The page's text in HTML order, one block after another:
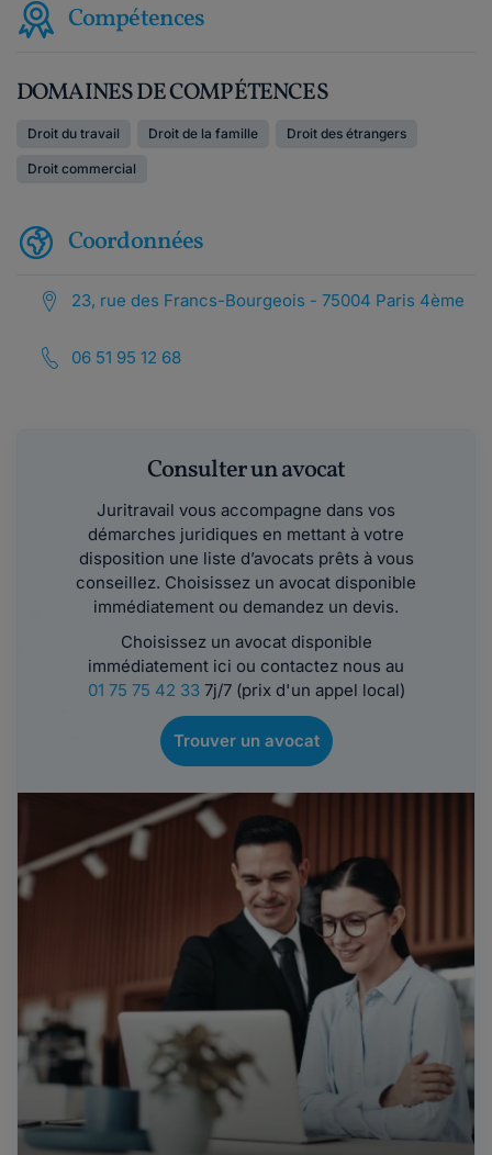
Compétences
DOMAINES DE COMPÉTENCES
Droit du travail Droit de la famille Droit des étrangers
Droit commercial
Coordonnées
23, rue des Francs-Bourgeois - 75004 Paris 4ème
06 51 95 12 68
Consulter un avocat
Juritravail vous accompagne dans vos
démarches juridiques en mettant à votre
disposition une liste d’avocats prêts à vous
conseillez. Choisissez un avocat disponible
immédiatement ou demandez un devis.
Choisissez un avocat disponible
immédiatement ici ou contactez nous au
01 75 75 42 337j/7 (prix d'un appel local)
Trouver un avocat